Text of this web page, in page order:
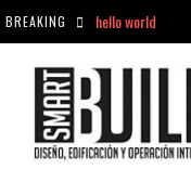
BREAKING
hello world
hello world